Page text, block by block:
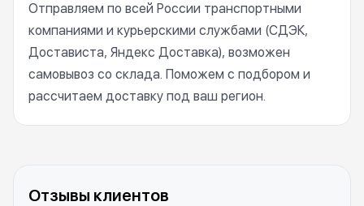
Отправляем по всей России транспортными
компаниями и курьерскими службами (СДЭК,
Достависта, Яндекс Доставка), возможен
самовывоз со склада. Поможем с подбором и
рассчитаем доставку под ваш регион.
Отзывы клиентов